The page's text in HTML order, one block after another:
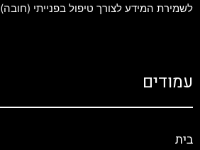
לשמירת המידע לצורך טיפול בפנייתי (חובה)
עמודים
בית